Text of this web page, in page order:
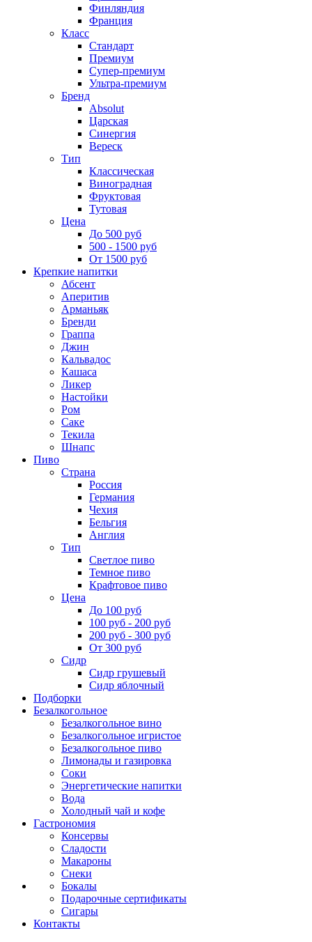
Финляндия
Франция
Класс
Стандарт
Премиум
Супер-премиум
Ультра-премиум
Бренд
Absolut
Царская
Синергия
Вереск
Тип
Классическая
Виноградная
Фруктовая
Тутовая
Цена
До 500 руб
500 - 1500 руб
От 1500 руб
Крепкие напитки
Абсент
Аперитив
Арманьяк
Бренди
Граппа
Джин
Кальвадос
Кашаса
Ликер
Настойки
Ром
Саке
Текила
Шнапс
Пиво
Страна
Россия
Германия
Чехия
Бельгия
Англия
Тип
Светлое пиво
Темное пиво
Крафтовое пиво
Цена
До 100 руб
100 руб - 200 руб
200 руб - 300 руб
От 300 руб
Сидр
Сидр грушевый
Сидр яблочный
Подборки
Безалкогольное
Безалкогольное вино
Безалкогольное игристое
Безалкогольное пиво
Лимонады и газировка
Соки
Энергетические напитки
Вода
Холодный чай и кофе
Гастрономия
Консервы
Сладости
Макароны
Снеки
Бокалы
Подарочные сертификаты
Сигары
Контакты